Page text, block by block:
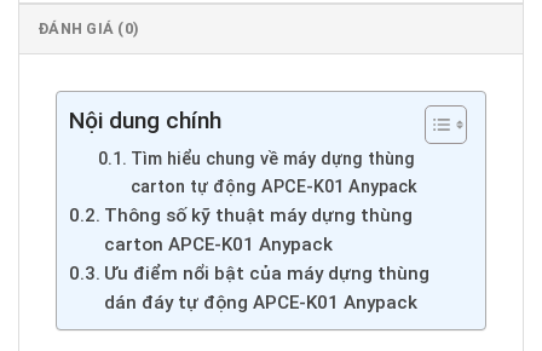
ĐÁNH GIÁ (0)
Nội dung chính
Tìm hiểu chung về máy dựng thùng
carton tự động APCE-K01 Anypack
Thông số kỹ thuật máy dựng thùng
carton APCE-K01 Anypack
Ưu điểm nổi bật của máy dựng thùng
dán đáy tự động APCE-K01 Anypack